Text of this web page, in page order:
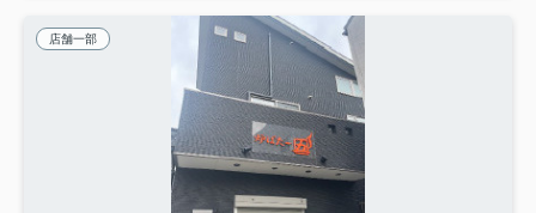
店舗一部